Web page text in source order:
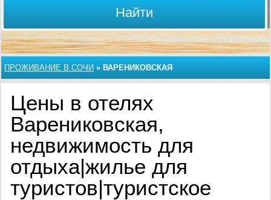
Найти
ПРОЖИВАНИЕ В CОЧИ » ВАРЕНИКОВСКАЯ
Цены в отелях
Варениковская,
недвижимость для
отдыха|жилье для
туристов|туристское